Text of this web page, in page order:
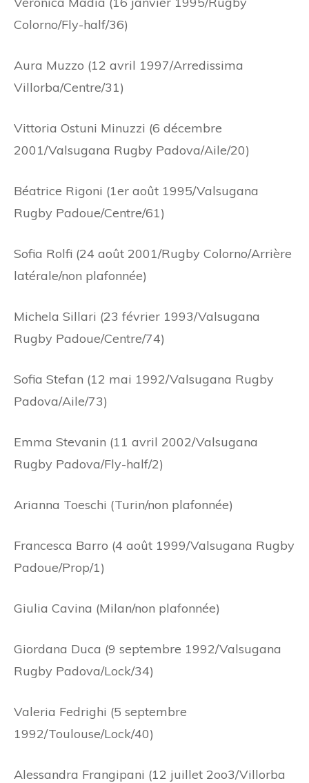
Colorno/Fly-half/36)
Aura Muzzo (12 avril 1997/Arredissima
Villorba/Centre/31)
Vittoria Ostuni Minuzzi (6 décembre
2001/Valsugana Rugby Padova/Aile/20)
Béatrice Rigoni (1er août 1995/Valsugana
Rugby Padoue/Centre/61)
Sofia Rolfi (24 août 2001/Rugby Colorno/Arrière
latérale/non plafonnée)
Michela Sillari (23 février 1993/Valsugana
Rugby Padoue/Centre/74)
Sofia Stefan (12 mai 1992/Valsugana Rugby
Padova/Aile/73)
Emma Stevanin (11 avril 2002/Valsugana
Rugby Padova/Fly-half/2)
Arianna Toeschi (Turin/non plafonnée)
Francesca Barro (4 août 1999/Valsugana Rugby
Padoue/Prop/1)
Giulia Cavina (Milan/non plafonnée)
Giordana Duca (9 septembre 1992/Valsugana
Rugby Padova/Lock/34)
Valeria Fedrighi (5 septembre
1992/Toulouse/Lock/40)
Alessandra Frangipani (12 juillet 2oo3/Villorba